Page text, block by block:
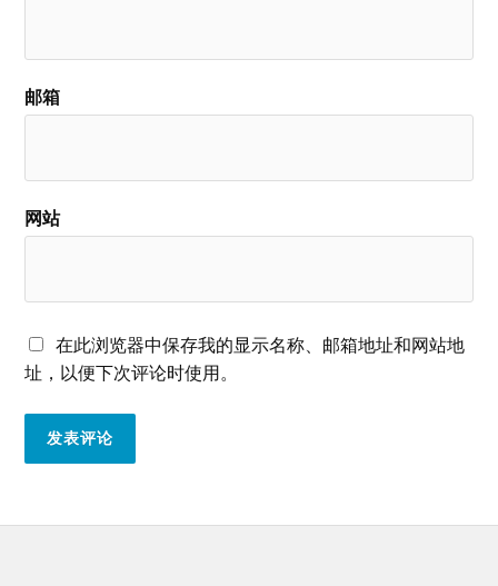
邮箱
网站
在此浏览器中保存我的显示名称、邮箱地址和网站地
址，以便下次评论时使用。